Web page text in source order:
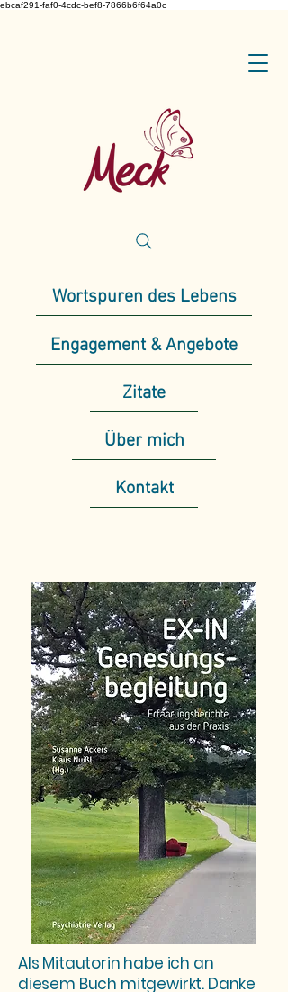
ebcaf291-faf0-4cdc-bef8-7866b6f64a0c
Wortspuren des Lebens
Engagement & Angebote
Zitate
Über mich
Kontakt
Als Mitautorin habe ich an
diesem Buch mitgewirkt. Danke